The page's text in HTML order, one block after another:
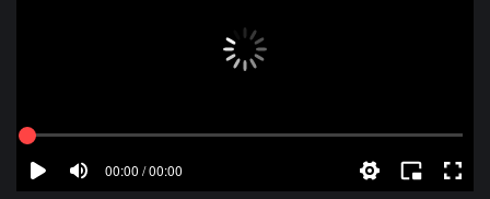
00:00 / 00:00